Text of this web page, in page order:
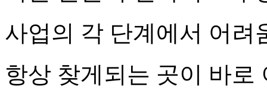
사업의 각 단계에서 어려
항상 찾게되는 곳이 바로